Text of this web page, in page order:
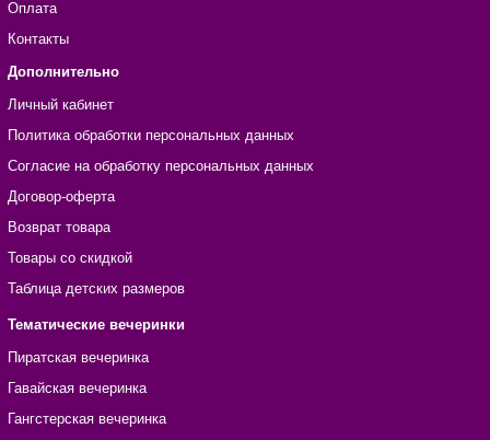
Оплата
Контакты
Дополнительно
Личный кабинет
Политика обработки персональных данных
Согласие на обработку персональных данных
Договор-оферта
Возврат товара
Товары со скидкой
Таблица детских размеров
Тематические вечеринки
Пиратская вечеринка
Гавайская вечеринка
Гангстерская вечеринка